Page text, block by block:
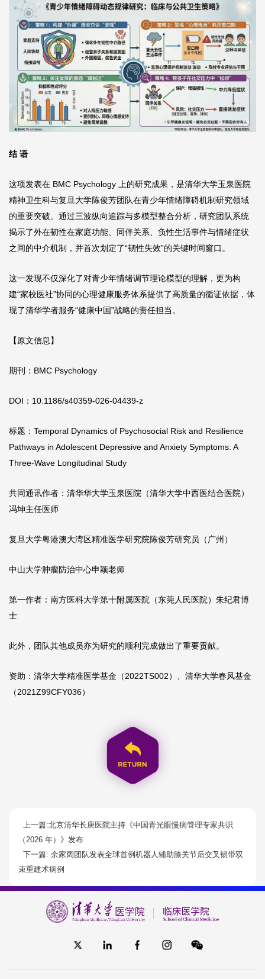
结 语
这项发表在 BMC Psychology 上的研究成果，是清华大学玉泉医院
精神卫生科与复旦大学陈俊芳团队在青少年情绪障碍机制研究领域
的重要突破。通过三波纵向追踪与多模型整合分析，研究团队系统
揭示了外在韧性在家庭功能、同伴关系、负性生活事件与情绪症状
之间的中介机制，并首次划定了“韧性失效”的关键时间窗口。
这一发现不仅深化了对青少年情绪调节理论模型的理解，更为构
建“家校医社”协同的心理健康服务体系提供了高质量的循证依据，体
现了清华学者服务“健康中国”战略的责任担当。
【原文信息】
期刊：BMC Psychology
DOI：10.1186/s40359-026-04439-z
标题：Temporal Dynamics of Psychosocial Risk and Resilience
Pathways in Adolescent Depressive and Anxiety Symptoms: A
Three-Wave Longitudinal Study
共同通讯作者：清华华大学玉泉医院（清华大学中西医结合医院）
冯坤主任医师
复旦大学粤港澳大湾区精准医学研究院陈俊芳研究员（广州）
中山大学肿瘤防治中心申颖老师
第一作者：南方医科大学第十附属医院（东莞人民医院）朱纪君博
士
此外，团队其他成员亦为研究的顺利完成做出了重要贡献。
资助：清华大学精准医学基金（2022TS002）、清华大学春风基金
（2021Z99CFY036）
上一篇:北京清华长庚医院主持《中国青光眼慢病管理专家共识
（2026 年）》发布
下一篇: 余家阔团队发表全球首例机器人辅助膝关节后交叉韧带双
束重建术病例